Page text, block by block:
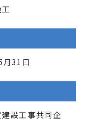
31日
設工事共同企